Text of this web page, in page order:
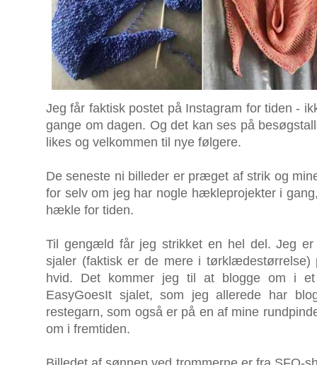
Jeg får faktisk postet på Instagram for tiden -
gange om dagen. Og det kan ses på
likes og velkommen til nye følgere.
De seneste ni billeder er præget af strik og
for selv om jeg har nogle hækleprojekter i
hækle for tiden.
Til gengæld får jeg strikket en hel del. Jeg
sjaler (faktisk er de mere i
hvid. Det kommer jeg til at blogge om i
EasyGoesIt sjalet, som jeg allerede har
restegarn, som også er på en af mine
om i fremtiden.